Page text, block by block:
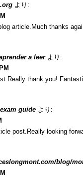
より:
article.Much thanks
a leer より:
thank you!
exam guide より:
post.Really looking
blog/